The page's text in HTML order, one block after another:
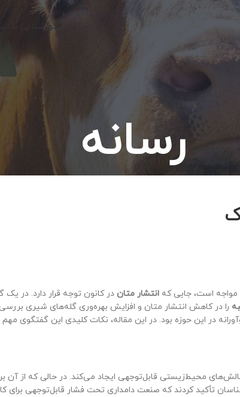
خانه نیکوآشنایی با
رسانه
مواجه است، جایی که انتشار متان در کانون توجه قرار دارد. در
را در کاهش انتشار متان و افزایش بهره‌وری گله‌های شیری
در این حوزه بود. در این مقاله، نکات کلیدی این گفتگوی مهم
محیط‌زیستی قابل‌توجهی ایجاد می‌کند. در حالی که از آن
تأکید کردند که صنعت دامداری تحت فشار قابل‌توجهی برای